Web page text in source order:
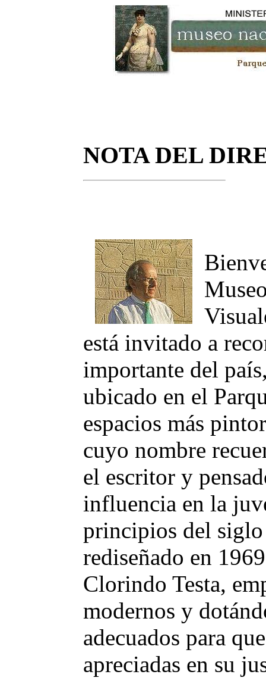
NOTA DEL
está invitado a
importante del
ubicado en el
espacios más
cuyo nombre
el escritor y
influencia en la
principios del
rediseñado en
Clorindo Testa,
modernos y
adecuados para
apreciadas en su